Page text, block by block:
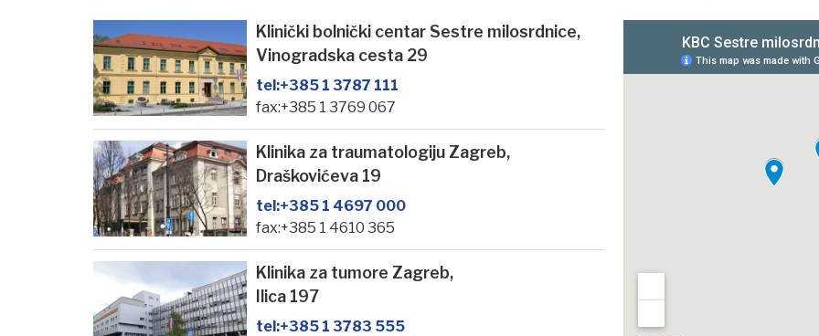
Klinički bolnički centar Sestre milosrdnice,
Vinogradska cesta 29
tel:+385 1 3787 111
fax:+385 1 3769 067
Klinika za traumatologiju Zagreb,
Draškovićeva 19
tel:+385 1 4697 000
fax:+385 1 4610 365
Klinika za tumore Zagreb,
Ilica 197
tel:+385 1 3783 555